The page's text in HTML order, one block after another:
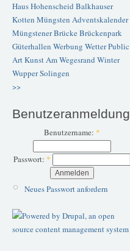
Haus Hohenscheid Balkhauser
Kotten Müngsten Adventskalender
Müngstener BrückeBrückenpark
Güterhallen Werbung WetterPublic
ArtKunstAm Wegesrand Winter
WupperSolingen
>>
Benutzeranmeldung
Benutzername: *
Passwort: *
Neues Passwort anfordern